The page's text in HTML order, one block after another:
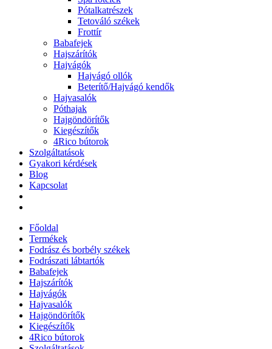
Pótalkatrészek
Tetováló székek
Frottír
Babafejek
Hajszárítók
Hajvágók
Hajvágó ollók
Beterítő/Hajvágó kendők
Hajvasalók
Póthajak
Hajgöndörítők
Kiegészítők
4Rico bútorok
Szolgáltatások
Gyakori kérdések
Blog
Kapcsolat
Főoldal
Termékek
Fodrász és borbély székek
Fodrászati lábtartók
Babafejek
Hajszárítók
Hajvágók
Hajvasalók
Hajgöndörítők
Kiegészítők
4Rico bútorok